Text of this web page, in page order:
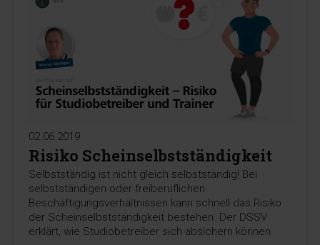
02.06.2019
Risiko Scheinselbstständigkeit
Selbstständig ist nicht gleich selbstständig! Bei
selbstständigen oder freiberuflichen
Beschäftigungsverhältnissen kann schnell das Risiko
der Scheinselbstständigkeit bestehen. Der DSSV
erklärt, wie Studiobetreiber sich absichern können.